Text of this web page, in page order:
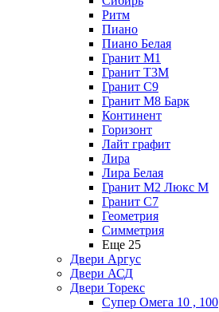
Ритм
Пиано
Пиано Белая
Гранит М1
Гранит Т3М
Гранит С9
Гранит М8 Барк
Континент
Горизонт
Лайт графит
Лира
Лира Белая
Гранит М2 Люкс М
Гранит С7
Геометрия
Симметрия
Еще 25
Двери Аргус
Двери АСД
Двери Торекс
Супер Омега 10 , 100